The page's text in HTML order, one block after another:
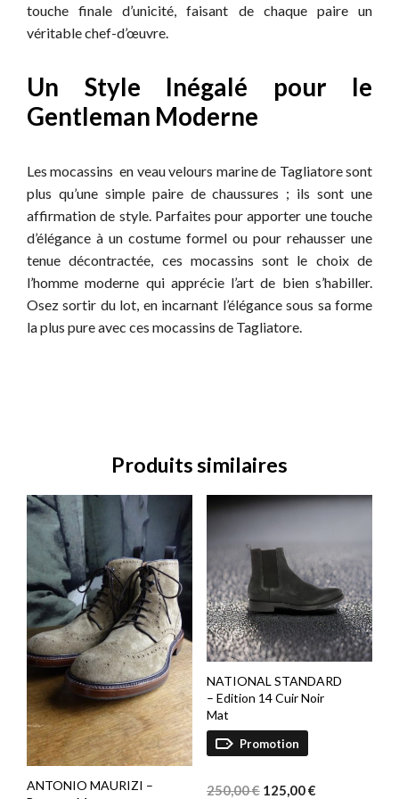
touche finale d’unicité, faisant de chaque paire un
véritable chef-d’œuvre.
Un Style Inégalé pour le
Gentleman Moderne
Les mocassins en veau velours marine de Tagliatore sont
plus qu’une simple paire de chaussures ; ils sont une
affirmation de style. Parfaites pour apporter une touche
d’élégance à un costume formel ou pour rehausser une
tenue décontractée, ces mocassins sont le choix de
l’homme moderne qui apprécie l’art de bien s’habiller.
Osez sortir du lot, en incarnant l’élégance sous sa forme
la plus pure avec ces mocassins de Tagliatore.
Produits similaires
ANTONIO MAURIZI –
NATIONAL STANDARD
– Edition 14 Cuir Noir
Mat
Promotion
250,00€ prix
125,00€prix